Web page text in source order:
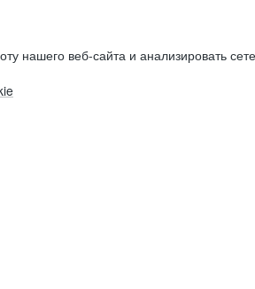
нашего веб-сайта и анализировать